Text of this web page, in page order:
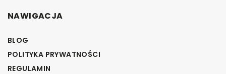
NAWIGACJA
BLOG
POLITYKA PRYWATNOŚCI
REGULAMIN